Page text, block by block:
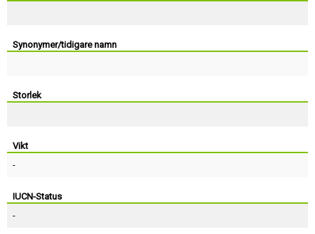
Synonymer/tidigare namn
Storlek
Vikt
-
IUCN-Status
-